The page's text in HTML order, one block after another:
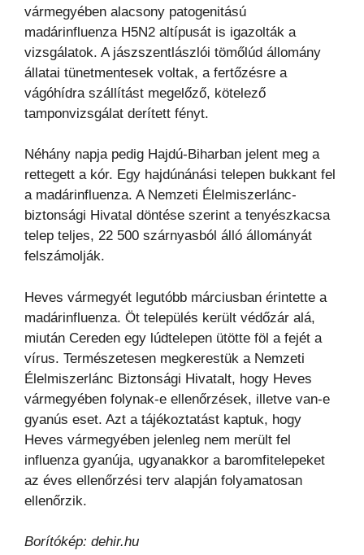
vármegyében alacsony patogenitású
madárinfluenza H5N2 altípusát is igazolták a
vizsgálatok. A jászszentlászlói tömőlúd állomány
állatai tünetmentesek voltak, a fertőzésre a
vágóhídra szállítást megelőző, kötelező
tamponvizsgálat derített fényt.
Néhány napja pedig Hajdú-Biharban jelent meg a
rettegett a kór. Egy hajdúnánási telepen bukkant fel
a madárinfluenza. A Nemzeti Élelmiszerlánc-
biztonsági Hivatal döntése szerint a tenyészkacsa
telep teljes, 22 500 szárnyasból álló állományát
felszámolják.
Heves vármegyét legutóbb márciusban érintette a
madárinfluenza. Öt település került védőzár alá,
miután Cereden egy lúdtelepen ütötte föl a fejét a
vírus. Természetesen megkerestük a Nemzeti
Élelmiszerlánc Biztonsági Hivatalt, hogy Heves
vármegyében folynak-e ellenőrzések, illetve van-e
gyanús eset. Azt a tájékoztatást kaptuk, hogy
Heves vármegyében jelenleg nem merült fel
influenza gyanúja, ugyanakkor a baromfitelepeket
az éves ellenőrzési terv alapján folyamatosan
ellenőrzik.
Borítókép: dehir.hu